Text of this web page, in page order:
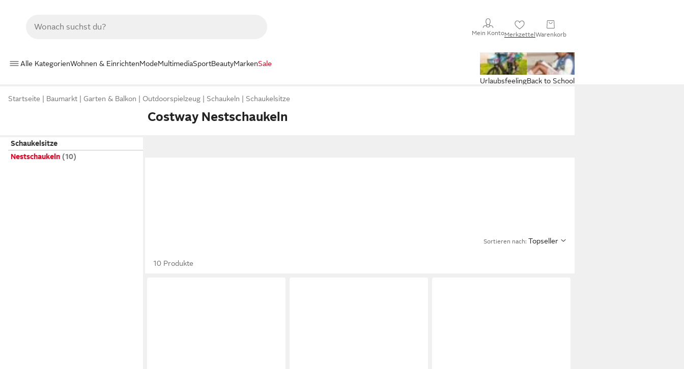
Mein KontoMerkzettelWarenkorb
Alle KategorienWohnen & EinrichtenModeMultimediaSportBeautyMarkenSale
Back to School
Urlaubsfeeling
Startseite Baumarkt Garten & Balkon Outdoorspielzeug Schaukeln Schaukelsitze
Costway Nestschaukeln
Schaukelsitze
Nestschaukeln
Sortieren nach: Topseller
10 Produkte